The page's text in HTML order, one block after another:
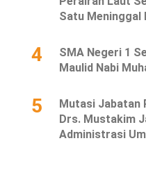
Satu Meninggal
4
SMA Negeri 1
Maulid Nabi
5
Mutasi Jabatan
Drs. Mustakim
Administrasi